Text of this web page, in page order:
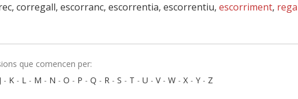
corregall, escorranc, escorrentia, escorrentiu, escorriment,
que comencen per:
J - K - L - M - N - O - P - Q - R - S - T - U - V- W - X - Y - Z